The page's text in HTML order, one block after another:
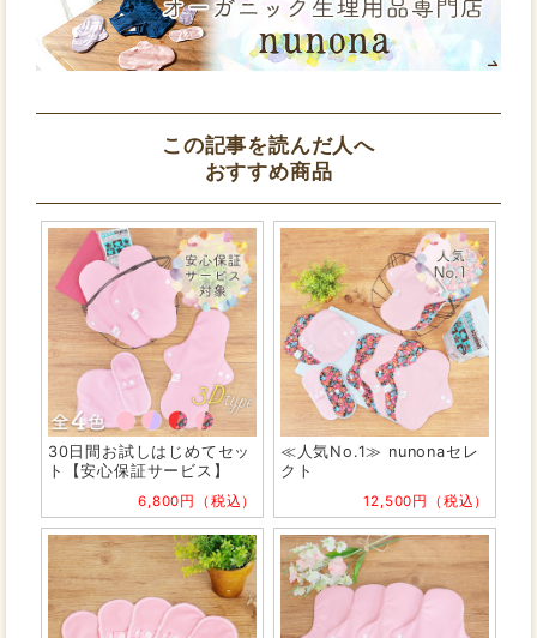
この記事を読んだ人へ
おすすめ商品
30日間お試しはじめてセッ
ト【安心保証サービス】
6,800円（税込）
≪人気No.1≫ nunonaセレ
クト
12,500円（税込）